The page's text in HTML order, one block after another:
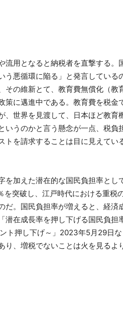
流用となると納税者を直撃する。
う悪循環に陥る」と発言している
その維新とて、教育費無償化（教
策に邁進中である。教育費を税金
、世界を見渡して、日本ほど教育
いうのかと言う懸念が一点、税負
を請求することは目に見えてい
加えた潜在的な国民負担率として
を突破し、江戸時代における重税
だ。国民負担率が増えると、経済
潜在成長率を押し下げる国民負担
ト押し下げ～」2023年5月29日な
り、増税でないことは火を見るよ